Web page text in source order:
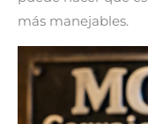
más manejables.